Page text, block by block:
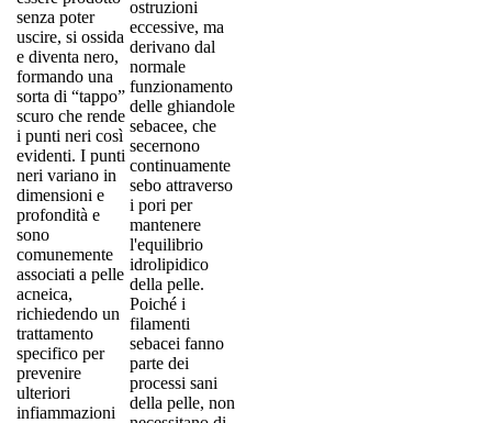
senza poter
uscire, si ossida
e diventa nero,
formando una
sorta di “tappo”
scuro che rende
i punti neri così
evidenti. I punti
neri variano in
dimensioni e
profondità e
sono
comunemente
associati a pelle
acneica,
richiedendo un
trattamento
specifico per
prevenire
ulteriori
infiammazioni
ostruzioni
eccessive, ma
derivano dal
normale
funzionamento
delle ghiandole
sebacee, che
secernono
continuamente
sebo attraverso
i pori per
mantenere
l'equilibrio
idrolipidico
della pelle.
Poiché i
filamenti
sebacei fanno
parte dei
processi sani
della pelle, non